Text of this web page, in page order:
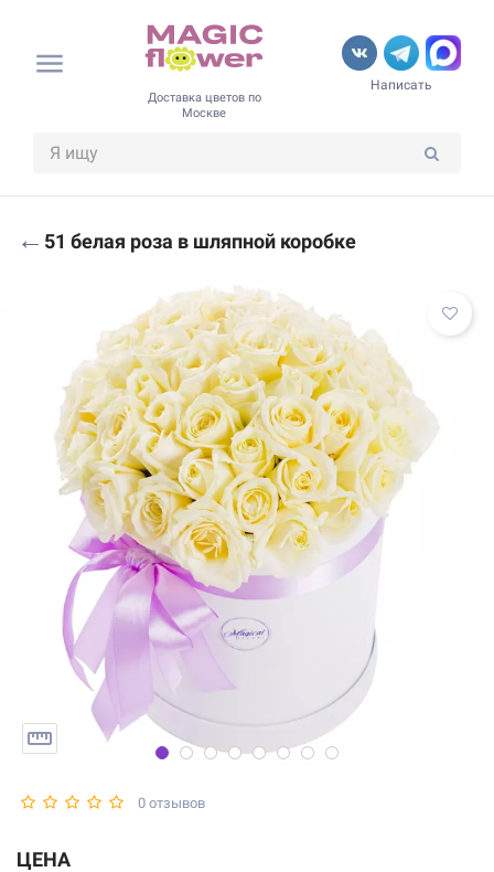
Доставка цветов по
Москве
Написать
← 51 белая роза в шляпной коробке
0 отзывов
ЦЕНА